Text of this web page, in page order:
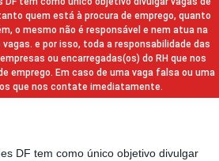
quem está à procura de emprego, quanto
o mesmo não é responsável e nem atua na
e por isso, toda a responsabilidade das
ou encarregadas(os) do RH que nos
emprego. Em caso de uma vaga falsa ou uma
que nos contate imediatamente.
DF tem como único objetivo divulgar